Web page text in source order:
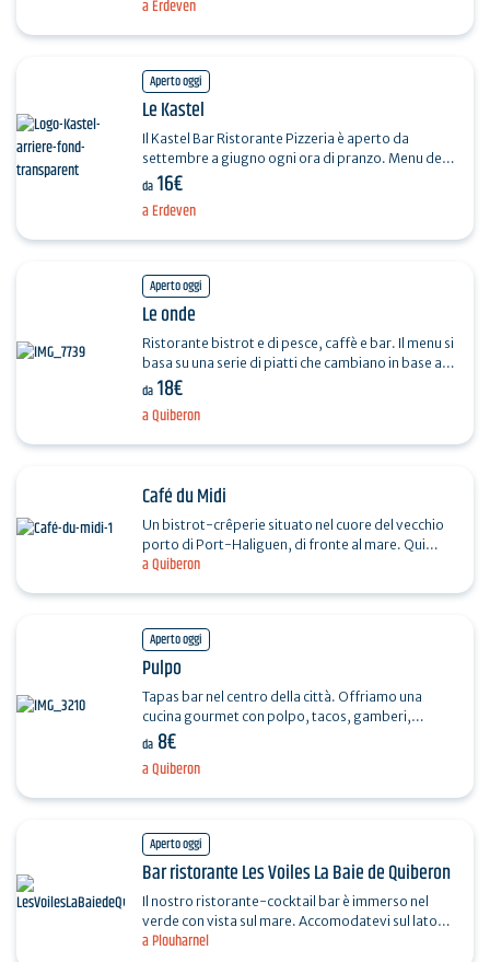
a Erdeven
Aperto oggi
a Erdeven
Le Kastel
Il Kastel Bar Ristorante Pizzeria è aperto da
settembre a giugno ogni ora di pranzo. Menu dei
lavoratori a 16,90 euro: buffet a volontà, piatto…
da 16€
Aperto oggi
a Quiberon
Le onde
Ristorante bistrot e di pesce, caffè e bar. Il menu si
basa su una serie di piatti che cambiano in base alla
da 18€
a Quiberon
Café du Midi
Un bistrot-crêperie situato nel cuore del vecchio
porto di Port-Haliguen, di fronte al mare. Qui
potrete gustare una varietà di galettes 100%
Aperto oggi
a Quiberon
Pulpo
Tapas bar nel centro della città. Offriamo una
cucina gourmet con polpo, tacos, gamberi,
patatas bravas, ecc. e una selezione di vini, birre e
da 8€
Aperto oggi
a Plouharnel
Bar ristorante Les Voiles La Baie de Quiberon
Il nostro ristorante-cocktail bar è immerso nel
verde con vista sul mare. Accomodatevi sul lato
del giardino per godere della vista sulla baia di…